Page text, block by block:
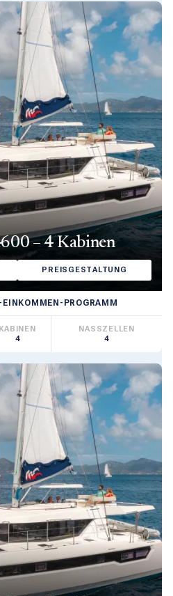
– 4 Kabinen
PREISGESTALTUNG
PROGRAMM
KABINEN
4
NASSZELLEN
4